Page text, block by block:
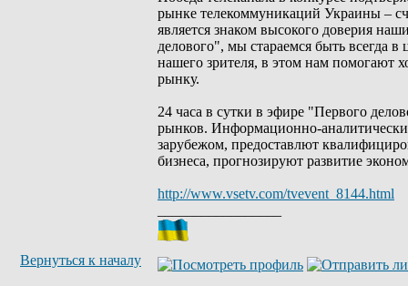
рынке телекоммуникаций Украины –
является знаком высокого доверия
делового", мы стараемся быть всегда
нашего зрителя, в этом нам помогают
рынку.
24 часа в сутки в эфире "Первого
рынков. Информационно-
зарубежом, предоставлют
бизнеса, прогнозируют развитие
http://www.vsetv.com/tvevent_8144.html
Вернуться к началу